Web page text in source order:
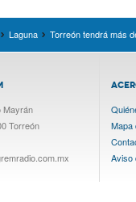
Laguna Torreón tendrá más
Mayrán
Torreón
Mapa
Aviso